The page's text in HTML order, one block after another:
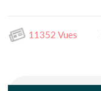
11352 Vues